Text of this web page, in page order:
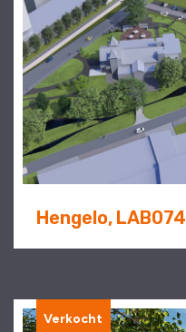
Hengelo, LAB074
Verkocht